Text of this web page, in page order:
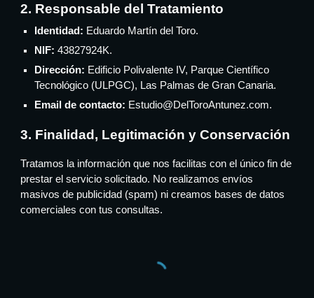
2. Responsable del Tratamiento
Identidad: Eduardo Martín del Toro.
NIF: 43827924K.
Dirección: Edificio Polivalente IV, Parque Científico
Tecnológico (ULPGC), Las Palmas de Gran Canaria.
Email de contacto: Estudio@DelToroAntunez.com.
3. Finalidad, Legitimación y Conservación
Tratamos la información que nos facilitas con el único fin de
prestar el servicio solicitado. No realizamos envíos
masivos de publicidad (spam) ni creamos bases de datos
comerciales con tus consultas.